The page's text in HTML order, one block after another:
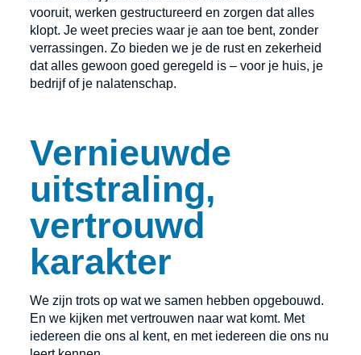
vooruit, werken gestructureerd en zorgen dat alles
klopt. Je weet precies waar je aan toe bent, zonder
verrassingen. Zo bieden we je de rust en zekerheid
dat alles gewoon goed geregeld is – voor je huis, je
bedrijf of je nalatenschap.
Vernieuwde
uitstraling,
vertrouwd
karakter
We zijn trots op wat we samen hebben opgebouwd.
En we kijken met vertrouwen naar wat komt. Met
iedereen die ons al kent, en met iedereen die ons nu